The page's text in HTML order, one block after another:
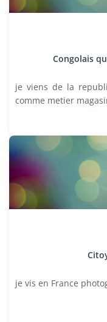
Congolais
je viens de la
comme metier
je vis en France